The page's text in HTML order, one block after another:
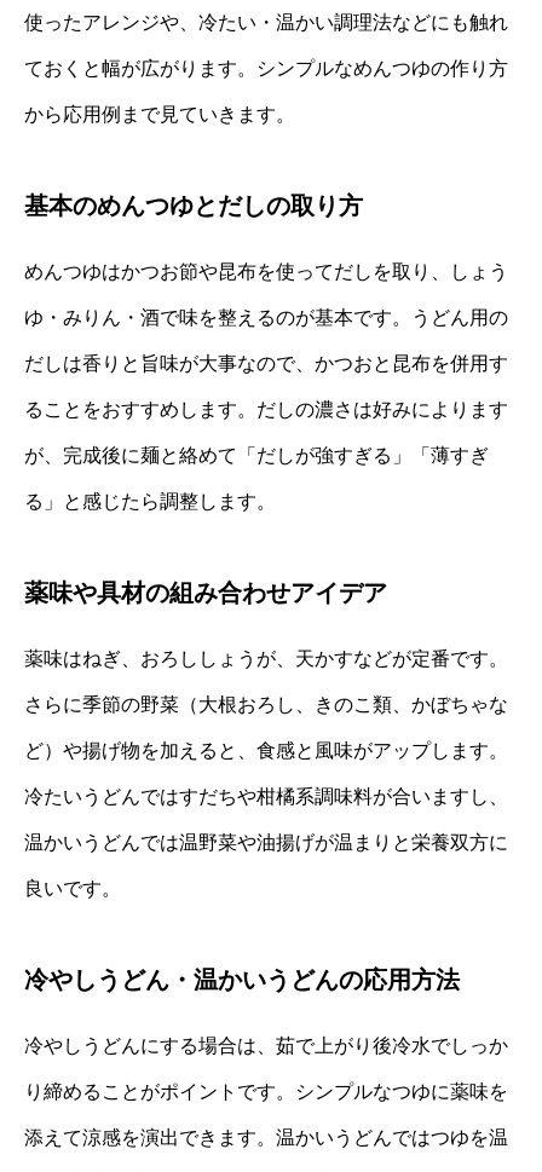
使ったアレンジや、冷たい・温かい調理法などにも触れ
ておくと幅が広がります。シンプルなめんつゆの作り方
から応用例まで見ていきます。
基本のめんつゆとだしの取り方
めんつゆはかつお節や昆布を使ってだしを取り、しょう
ゆ・みりん・酒で味を整えるのが基本です。うどん用の
だしは香りと旨味が大事なので、かつおと昆布を併用す
ることをおすすめします。だしの濃さは好みによります
が、完成後に麺と絡めて「だしが強すぎる」「薄すぎ
る」と感じたら調整します。
薬味や具材の組み合わせアイデア
薬味はねぎ、おろししょうが、天かすなどが定番です。
さらに季節の野菜（大根おろし、きのこ類、かぼちゃな
ど）や揚げ物を加えると、食感と風味がアップします。
冷たいうどんではすだちや柑橘系調味料が合いますし、
温かいうどんでは温野菜や油揚げが温まりと栄養双方に
良いです。
冷やしうどん・温かいうどんの応用方法
冷やしうどんにする場合は、茹で上がり後冷水でしっか
り締めることがポイントです。シンプルなつゆに薬味を
添えて涼感を演出できます。温かいうどんではつゆを温